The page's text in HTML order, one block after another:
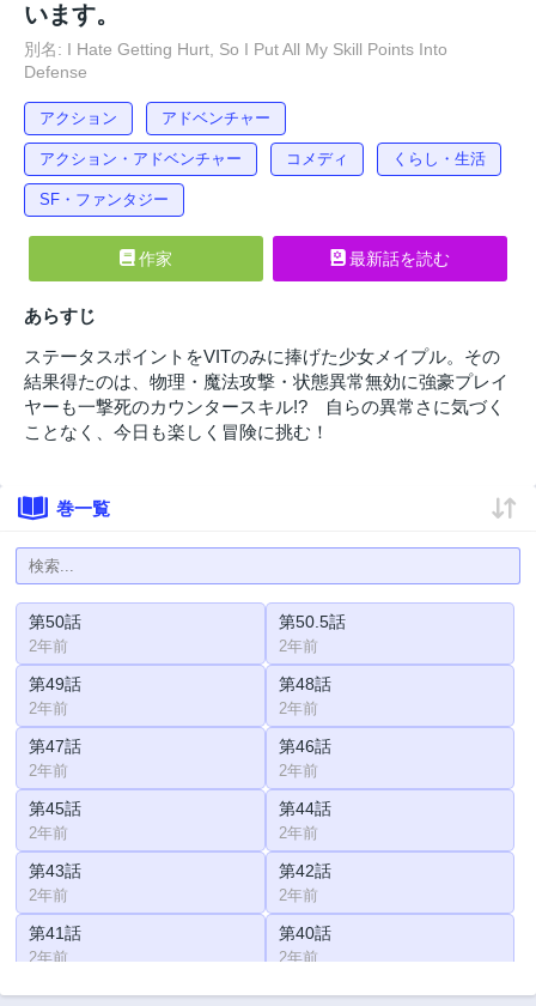
います。
別名: I Hate Getting Hurt, So I Put All My Skill Points Into
Defense
アクション アドベンチャー
アクション・アドベンチャー コメディ くらし・生活
SF・ファンタジー
作家 最新話を読む
あらすじ
ステータスポイントをVITのみに捧げた少女メイプル。その
結果得たのは、物理・魔法攻撃・状態異常無効に強豪プレイ
ヤーも一撃死のカウンタースキル!? 自らの異常さに気づく
ことなく、今日も楽しく冒険に挑む！
巻一覧
第50話
2年前
第50.5話
2年前
第49話
2年前
第48話
2年前
第47話
2年前
第46話
2年前
第45話
2年前
第44話
2年前
第43話
2年前
第42話
2年前
第41話
2年前
第40話
2年前
第39話 第38話